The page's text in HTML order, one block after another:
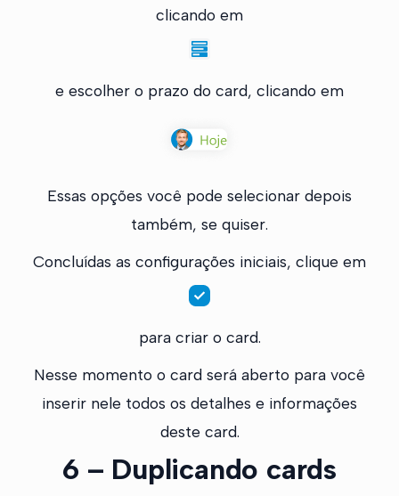
clicando em
e escolher o prazo do card, clicando em
Essas opções você pode selecionar depois
também, se quiser.
Concluídas as configurações iniciais, clique em
para criar o card.
Nesse momento o card será aberto para você
inserir nele todos os detalhes e informações
deste card.
6 – Duplicando cards